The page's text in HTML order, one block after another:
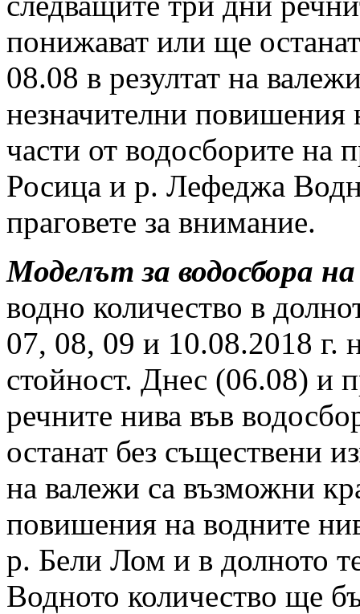
понижават или ще
08.08 в резултат на
незначителни повишения
части от водосборите на
Росица и р. Лефеджа
праговете за внимание.
Моделът за водосбора
водно количество в
07, 08, 09 и 10.08.2018 г.
стойност. Днес (06.08) и
речните нива във
останат без съществени
на валежи са възможни
повишения на водните
р. Бели Лом и в долното
Водното количество ще